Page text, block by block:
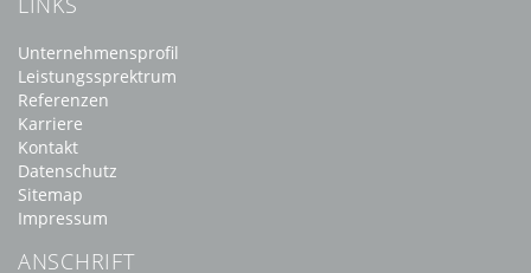
Unternehmensprofil
Leistungssprektrum
Referenzen
Karriere
Kontakt
Datenschutz
Sitemap
Impressum
ANSCHRIFT